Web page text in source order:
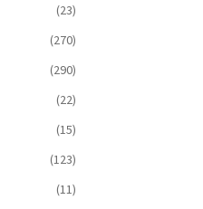
(23)
(270)
(290)
(22)
(15)
(123)
(11)